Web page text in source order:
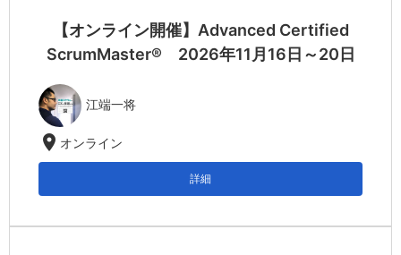
【オンライン開催】Advanced Certified
ScrumMaster® 2026年11月16日～20日
江端一将
location_on オンライン
詳細